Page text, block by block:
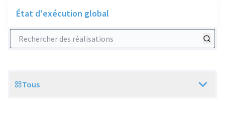
État d'exécution global
Rechercher des réalisations
Scope
Tous